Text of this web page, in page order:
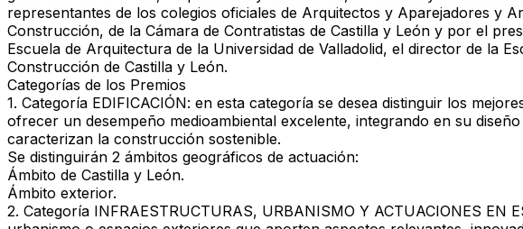
representantes de los colegios oficiales de Arquitectos y Aparejadores y
Construcción, de la Cámara de Contratistas de Castilla y León y por el
Escuela de Arquitectura de la Universidad de Valladolid, el director de la
Construcción de Castilla y León.
Categorías de los Premios
1.­ Categoría EDIFICACIÓN: en esta categoría se desea distinguir los
ofrecer un desempeño medioambiental excelente, integrando en su
caracterizan la construcción sostenible.
Se distinguirán 2 ámbitos geográficos de actuación:
­Ámbito de Castilla y León.
­Ámbito exterior.
2.­ Categoría INFRAESTRUCTURAS, URBANISMO Y ACTUACIONES